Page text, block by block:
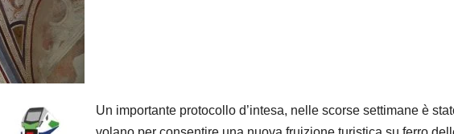
Un importante protocollo d’intesa, nelle scorse settimane è